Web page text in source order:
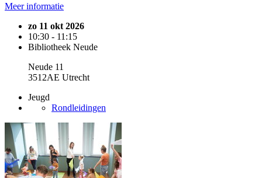
Meer informatie
zo 11 okt 2026
10:30 - 11:15
Bibliotheek Neude
Neude 11
3512AE Utrecht
Jeugd
Rondleidingen